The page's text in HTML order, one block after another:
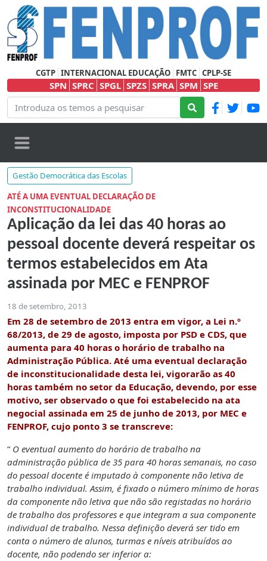
CGTP INTERNACIONAL EDUCAÇÃO FMTC CPLP-SE
SPN SPRC SPGL SPZS SPRA SPM SPE
Gestão Democrática das Escolas
ATÉ A UMA EVENTUAL DECLARAÇÃO DE
INCONSTITUCIONALIDADE
Aplicação da lei das 40 horas ao
pessoal docente deverá respeitar os
termos estabelecidos em Ata
assinada por MEC e FENPROF
18 de setembro, 2013
Em 28 de setembro de 2013 entra em vigor, a Lei n.º
68/2013, de 29 de agosto, imposta por PSD e CDS, que
aumenta para 40 horas o horário de trabalho na
Administração Pública. Até uma eventual declaração
de inconstitucionalidade desta lei, vigorarão as 40
horas também no setor da Educação, devendo, por esse
motivo, ser observado o que foi estabelecido na ata
negocial assinada em 25 de junho de 2013, por MEC e
FENPROF, cujo ponto 3 se transcreve:
“ O eventual aumento do horário de trabalho na
administração pública de 35 para 40 horas semanais, no caso
do pessoal docente é imputado à componente não letiva de
trabalho individual. Assim, é fixado o número mínimo de horas
da componente não letiva que não são registadas no horário
de trabalho dos professores e que integram a sua componente
individual de trabalho. Nessa definição deverá ser tido em
conta o número de alunos, turmas e níveis atribuídos ao
docente, não podendo ser inferior a: